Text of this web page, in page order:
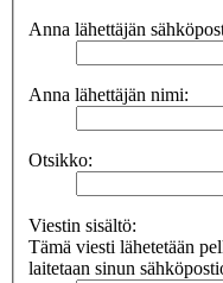
Anna lähettäjän
Anna lähettäjän nimi:
Otsikko:
Viestin sisältö:
Tämä viesti lähetetään
laitetaan sinun